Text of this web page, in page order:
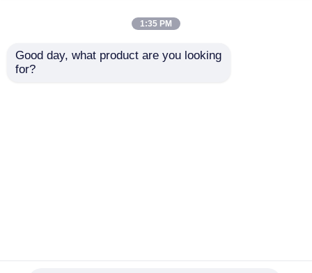
2835 24V 2700K 3000K
पट्टी प्रकाश
सबसे अच्छी कीमत
लाइट 24V 3000K /
4000K / 6500K
सबसे अच्छी कीमत
1:35 PM
Good day, what product are you looking
for?